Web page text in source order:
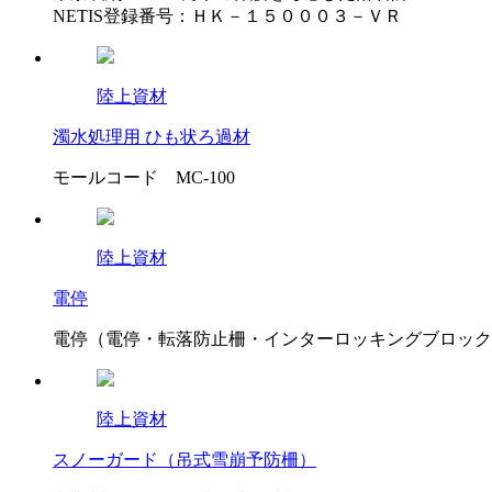
NETIS登録番号：ＨＫ－１５０００３－ＶＲ
陸上資材
濁水処理用 ひも状ろ過材
モールコード MC-100
陸上資材
電停
電停（電停・転落防止柵・インターロッキングブロッ
陸上資材
スノーガード（吊式雪崩予防柵）